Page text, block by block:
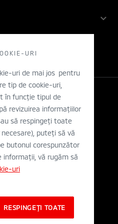
Personal
URI
uri de mai jos pentru
tip de cookie-uri,
în funcție tipul de
revizuirea informațiilor
să respingeți toate
puteți să vă
butonul corespunzător
vă rugăm să
uri
RESPINGEȚI TOATE